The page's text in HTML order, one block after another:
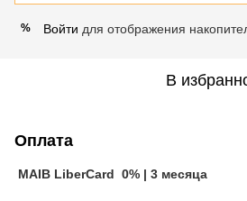
% Войти для отображения
В
Оплата
MAIB LiberCard 0% | 3 месяца